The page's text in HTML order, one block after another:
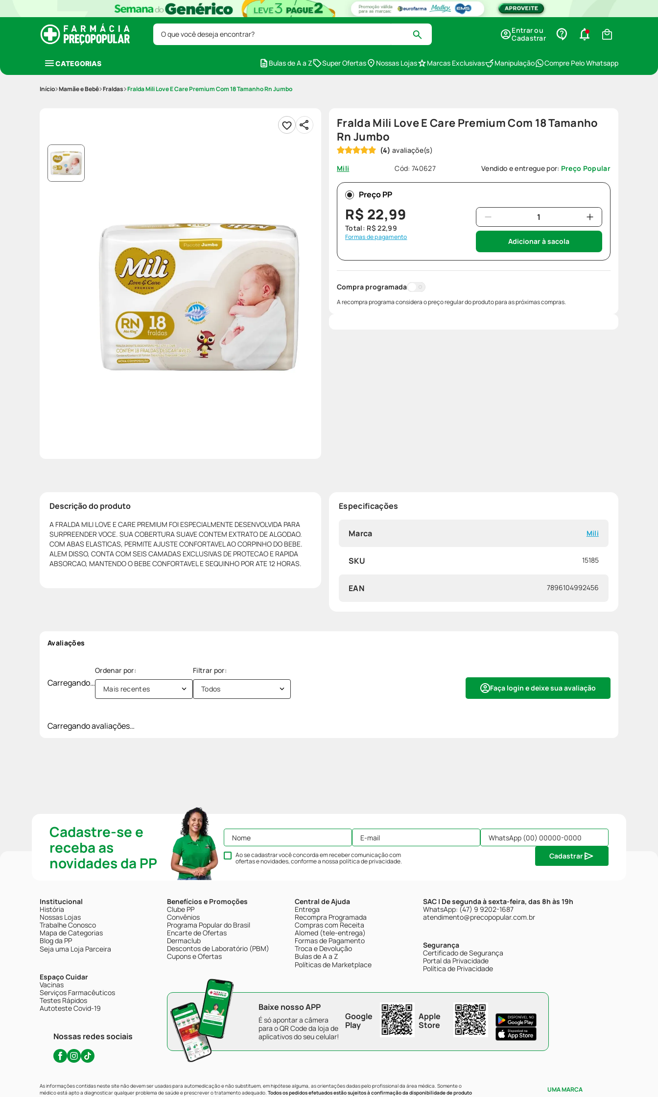
O que você deseja encontrar?
Entrar ou
Cadastrar
CATEGORIAS Bulas de A a Z Super Ofertas Nossas Lojas Marcas Exclusivas Manipulação Compre Pelo Whatsapp
Mamãe e Bebê Fraldas Fralda Mili Love E Care Premium Com 18 Tamanho Rn Jumbo
Fralda Mili Love E Care Premium Com 18 Tamanho
Rn Jumbo
(4)
Mili
Cód:740627 Vendido e entregue por: Preço Popular
Preço PP
R$ 22,99
Total: R$ 22,99
Formas de pagamento Adicionar à sacola
Compra programada
A recompra programa considera o preço regular do produto para as próximas compras.
Descrição do produto
A FRALDA MILI LOVE E CARE PREMIUM FOI ESPECIALMENTE DESENVOLVIDA PARA
SURPREENDER VOCE. SUA COBERTURA SUAVE CONTEM EXTRATO DE ALGODAO.
COM ABAS ELASTICAS, PERMITE AJUSTE CONFORTAVEL AO CORPINHO DO BEBE.
ALEM DISSO, CONTA COM SEIS CAMADAS EXCLUSIVAS DE PROTECAO E RAPIDA
ABSORCAO, MANTENDO O BEBE CONFORTAVEL E SEQUINHO POR ATE 12 HORAS.
Especificações
Marca Mili
SKU 15185
EAN 7896104992456
Avaliações
Carregando… Faça login e deixe sua avaliação
Mais recentes Todos
Carregando avaliações…
Cadastre-se e
receba as
novidades da PP
Ao se cadastrar você concorda em receber comunicação com
ofertas e novidades, conforme a nossapolítica de privacidade.
Cadastrar
Institucional
História
Nossas Lojas
Trabalhe Conosco
Mapa de Categorias
Blog da PP
Seja uma Loja Parceira
Espaço Cuidar
Vacinas
Serviços Farmacêuticos
Testes Rápidos
Autoteste Covid-19
Nossas redes sociais
Benefícios e Promoções
Clube PP
Convênios
Programa Popular do Brasil
Encarte de Ofertas
Dermaclub
Descontos de Laboratório (PBM)
Cupons e Ofertas
Central de Ajuda
Entrega
Recompra Programada
Compras com Receita
Alomed (tele-entrega)
Formas de Pagamento
Troca e Devolução
Bulas de A a Z
Políticas de Marketplace
SAC | De segunda à sexta-feira, das 8h às 19h
WhatsApp: (47) 9 9202-1687
atendimento@precopopular.com.br
Segurança
Certificado de Segurança
Portal da Privacidade
Política de Privacidade
Baixe nosso APP
É só apontar a câmera
para o QR Code da loja de
aplicativos do seu celular!
Google
Play
Apple
Store
As informações contidas neste site não devem ser usadas para automedicação e não substituem, em hipótese alguma, as orientações dadas pelo profissional da área médica. Somente o
médico está apto a diagnosticar qualquer problema de saúde e prescrever o tratamento adequado. Todos os pedidos efetuados estão sujeitos à confirmação da disponibilidade de produto
UMA MARCA